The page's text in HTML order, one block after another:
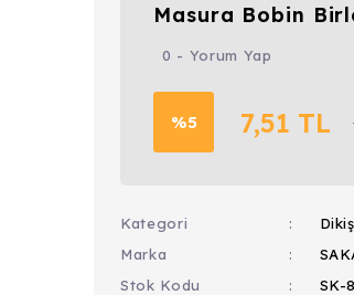
Masura Bobin
0 - Yorum Yap
%5 7,51 TL
Kategori
Marka
Stok Kodu
SK-